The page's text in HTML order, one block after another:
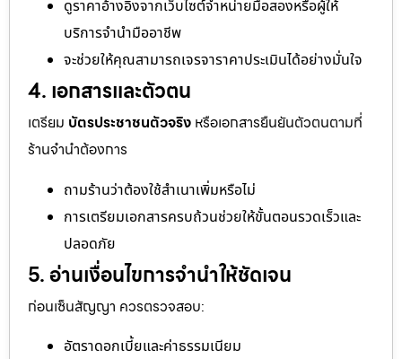
ดูราคาอ้างอิงจากเว็บไซต์จำหน่ายมือสองหรือผู้ให้
บริการจำนำมืออาชีพ
จะช่วยให้คุณสามารถเจรจาราคาประเมินได้อย่างมั่นใจ
4. เอกสารและตัวตน
เตรียม บัตรประชาชนตัวจริง หรือเอกสารยืนยันตัวตนตามที่
ร้านจำนำต้องการ
ถามร้านว่าต้องใช้สำเนาเพิ่มหรือไม่
การเตรียมเอกสารครบถ้วนช่วยให้ขั้นตอนรวดเร็วและ
ปลอดภัย
5. อ่านเงื่อนไขการจำนำให้ชัดเจน
ก่อนเซ็นสัญญา ควรตรวจสอบ:
อัตราดอกเบี้ยและค่าธรรมเนียม